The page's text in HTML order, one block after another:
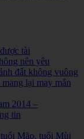
tài
nên yêu
đất không vuông
lại may mắn
2014 –
tin
Mão, tuổi Mùi